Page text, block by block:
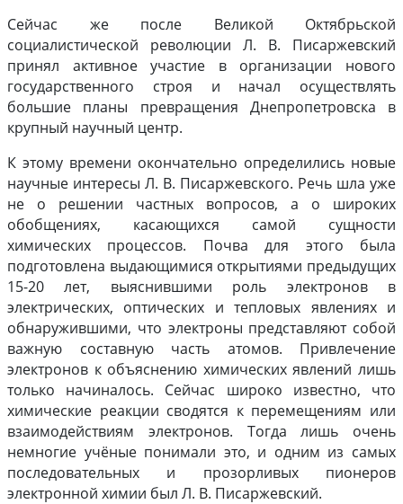
Сейчас же после Великой Октябрьской
социалистической революции Л. В. Писаржевский
принял активное участие в организации нового
государственного строя и начал осуществлять
большие планы превращения Днепропетровска в
крупный научный центр.
К этому времени окончательно определились новые
научные интересы Л. В. Писаржевского. Речь шла уже
не о решении частных вопросов, а о широких
обобщениях, касающихся самой сущности
химических процессов. Почва для этого была
подготовлена выдающимися открытиями предыдущих
15-20 лет, выяснившими роль электронов в
электрических, оптических и тепловых явлениях и
обнаружившими, что электроны представляют собой
важную составную часть атомов. Привлечение
электронов к объяснению химических явлений лишь
только начиналось. Сейчас широко известно, что
химические реакции сводятся к перемещениям или
взаимодействиям электронов. Тогда лишь очень
немногие учёные понимали это, и одним из самых
последовательных и прозорливых пионеров
электронной химии был Л. В. Писаржевский.